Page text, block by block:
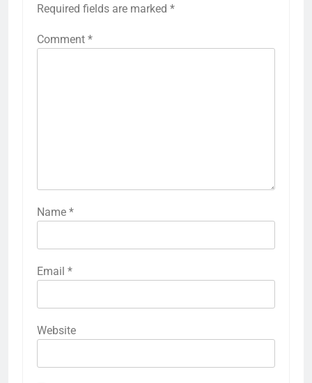
Required fields are marked *
Comment *
Name *
Email *
Website